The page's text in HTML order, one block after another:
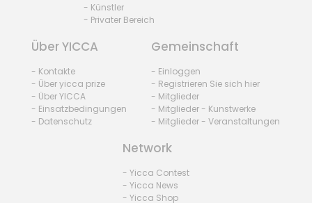
- Künstler
- Privater Bereich
Über YICCA
- Kontakte
- Über yicca prize
- Über YICCA
- Einsatzbedingungen
- Datenschutz
Gemeinschaft
- Einloggen
- Registrieren Sie sich hier
- Mitglieder
- Mitglieder - Kunstwerke
- Mitglieder - Veranstaltungen
Network
- Yicca Contest
- Yicca News
- Yicca Shop